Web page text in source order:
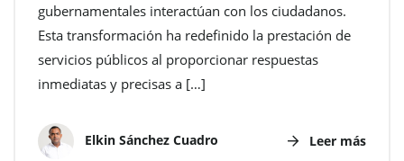
gubernamentales interactúan con los ciudadanos.
Esta transformación ha redefinido la prestación de
servicios públicos al proporcionar respuestas
inmediatas y precisas a […]
Elkin Sánchez Cuadro Leer más